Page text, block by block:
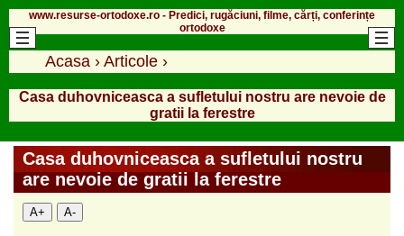
www.resurse-ortodoxe.ro - Predici, rugăciuni, filme, cărți, conferințe
ortodoxe
Acasa › Articole ›
Casa duhovniceasca a sufletului nostru are nevoie de
gratii la ferestre
Casa duhovniceasca a sufletului nostru
are nevoie de gratii la ferestre
A+ A-